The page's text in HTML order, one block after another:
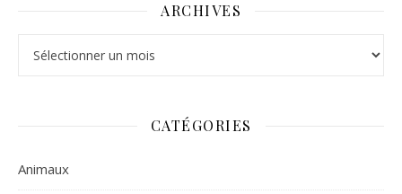
ARCHIVES
CATÉGORIES
Animaux